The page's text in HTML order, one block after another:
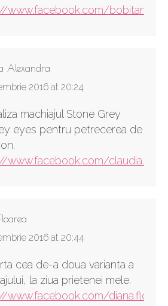
www.facebook.com/
Alexandra
2016 at 20:24
machiajul Stone Grey
eyes pentru petrecerea de
www.facebook.com/
2016 at 20:44
cea de-a doua varianta a
la ziua prietenei mele.
www.facebook.com/diana.floarea